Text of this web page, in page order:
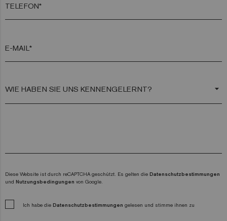
TELEFON*
E-MAIL*
arrow_drop_down
Diese Website ist durch reCAPTCHA geschützt. Es gelten die Datenschutzbestimmungen
und Nutzungsbedingungen von Google.
Ich habe die Datenschutzbestimmungen gelesen und stimme ihnen zu